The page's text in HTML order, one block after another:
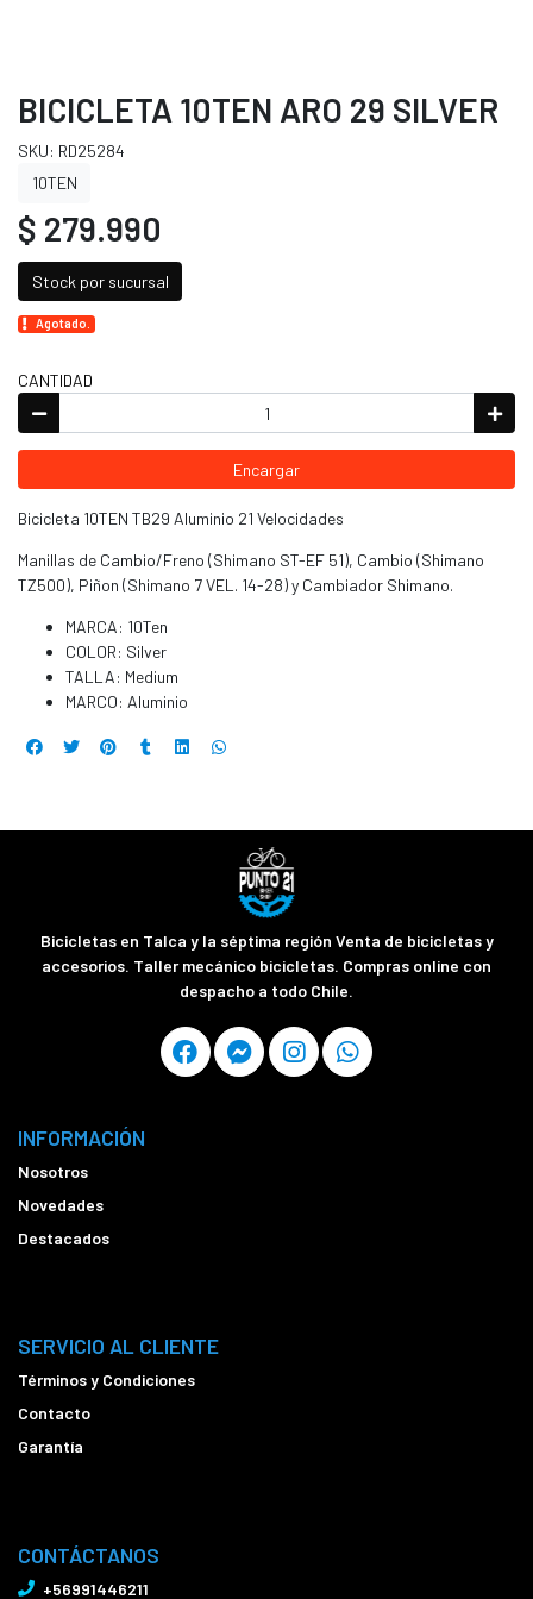
BICICLETA 10TEN ARO 29 SILVER
SKU: RD25284
10TEN
$ 279.990
Stock por sucursal
Agotado.
CANTIDAD
Encargar
Bicicleta 10TEN TB29 Aluminio 21 Velocidades
Manillas de Cambio/Freno (Shimano ST-EF 51), Cambio (Shimano
TZ500), Piñon (Shimano 7 VEL. 14-28) y Cambiador Shimano.
MARCA: 10Ten
COLOR: Silver
TALLA: Medium
MARCO: Aluminio
Bicicletas en Talca y la séptima región Venta de bicicletas y
accesorios. Taller mecánico bicicletas. Compras online con
despacho a todo Chile.
INFORMACIÓN
Nosotros
Novedades
Destacados
SERVICIO AL CLIENTE
Términos y Condiciones
Contacto
Garantía
CONTÁCTANOS
+56991446211